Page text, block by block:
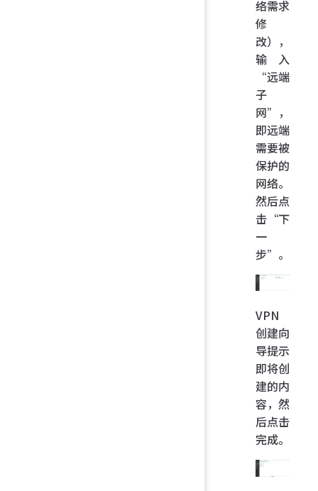
络需求
修
改），
输入
“远端
子
网”，
即远端
需要被
保护的
网络。
然后点
击“下
一
步”。
VPN
创建向
导提示
即将创
建的内
容，然
后点击
完成。